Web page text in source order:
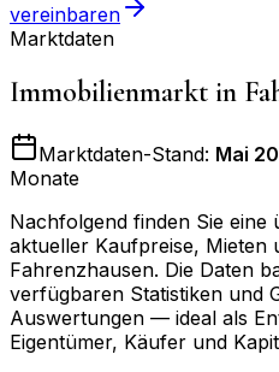
vereinbaren
Marktdaten
Immobilienmarkt in
Marktdaten-Stand: Mai
Monate
Nachfolgend finden Sie
aktueller Kaufpreise, Mieten
Fahrenzhausen. Die Daten
verfügbaren Statistiken und
Auswertungen — ideal als
Eigentümer, Käufer und